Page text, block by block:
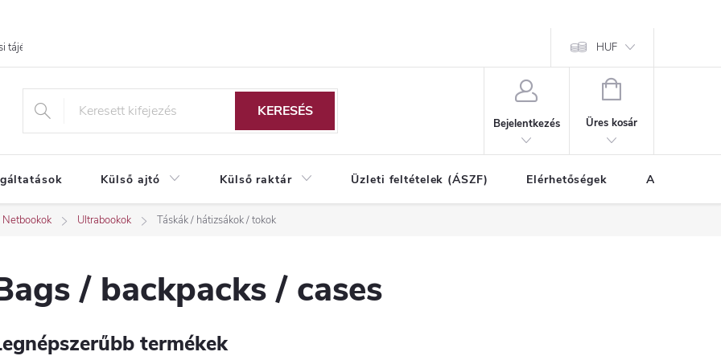
tájékoztató HUF
KERESÉS
Bejelentkezés
KOSÁR
Üres kosár
Külső ajtó Külső raktár Üzleti feltételek (ÁSZF) Elérhetőségek A vásárlás
Netbookok Ultrabookok Táskák / hátizsákok / tokok
/ backpacks / cases
termékek